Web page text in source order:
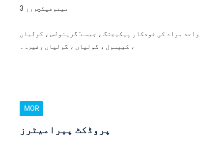
واحد مواد کی خودکار پیکیجنگ ، جیسے: گرینولس ، گولیاں
، کیپسول ، گولیاں ، گولیاں وغیرہ۔
MOR
پروڈکٹ پیرامیٹرز